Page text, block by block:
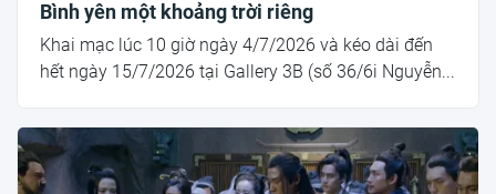
Bình yên một khoảng trời riêng
Khai mạc lúc 10 giờ ngày 4/7/2026 và kéo dài đến
hết ngày 15/7/2026 tại Gallery 3B (số 36/6i Nguyễn...